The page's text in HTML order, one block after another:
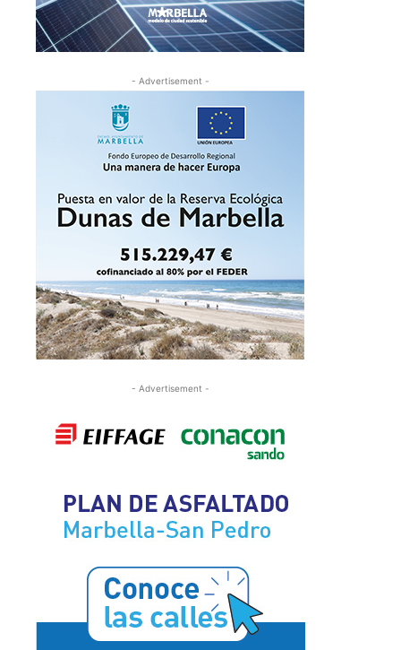
- Advertisement -
- Advertisement -